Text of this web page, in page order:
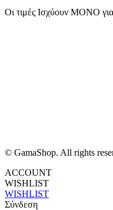
Οι τιμές Ισχύουν ΜΟΝΟ για
© GamaShop. All rights
ACCOUNT
WISHLIST
WISHLIST
Σύνδεση